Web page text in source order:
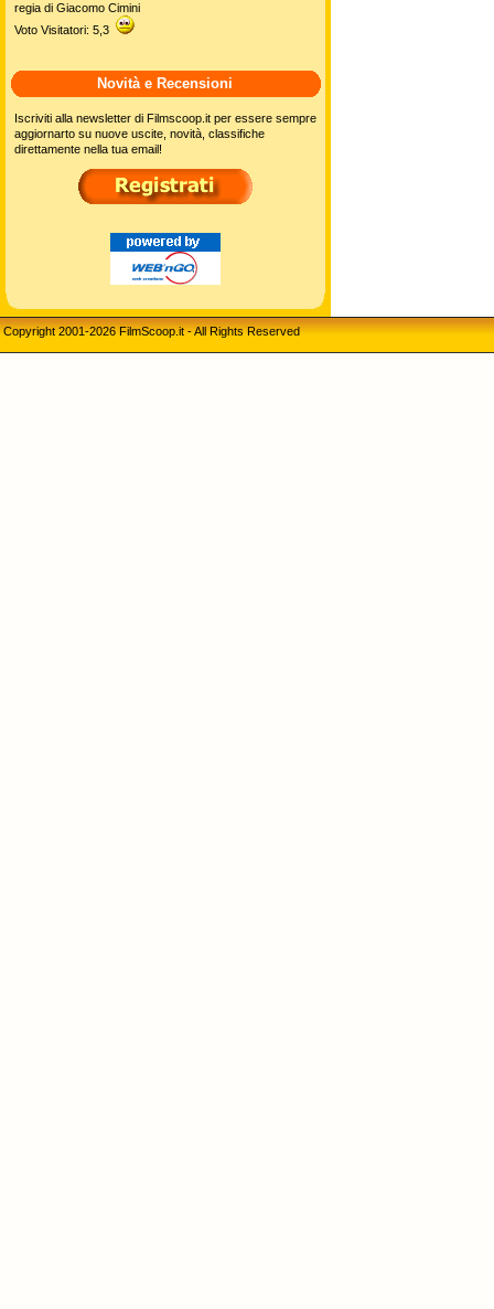
regia di Giacomo Cimini
Voto Visitatori: 5,3
Novità e Recensioni
Iscriviti alla newsletter di Filmscoop.it per essere sempre
aggiornarto su nuove uscite, novità, classifiche
direttamente nella tua email!
Copyright 2001-2026 FilmScoop.it - All Rights Reserved